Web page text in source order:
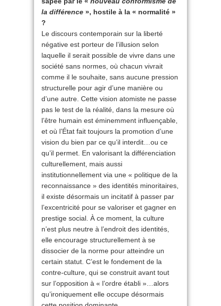
la différence », hostile à la « normalité »
?
Le discours contemporain sur la liberté
négative est porteur de l’illusion selon
laquelle il serait possible de vivre dans une
société sans normes, où chacun vivrait
comme il le souhaite, sans aucune pression
structurelle pour agir d’une manière ou
d’une autre. Cette vision atomiste ne passe
pas le test de la réalité, dans la mesure où
l’être humain est éminemment influençable,
et où l’État fait toujours la promotion d’une
vision du bien par ce qu’il interdit…ou ce
qu’il permet. En valorisant la différenciation
culturellement, mais aussi
institutionnellement via une « politique de la
reconnaissance » des identités minoritaires,
il existe désormais un incitatif à passer par
l’excentricité pour se valoriser et gagner en
prestige social. À ce moment, la culture
n’est plus neutre à l’endroit des identités,
elle encourage structurellement à se
dissocier de la norme pour atteindre un
certain statut. C’est le fondement de la
contre-culture, qui se construit avant tout
sur l’opposition à « l’ordre établi »…alors
qu’ironiquement elle occupe dé­sormais